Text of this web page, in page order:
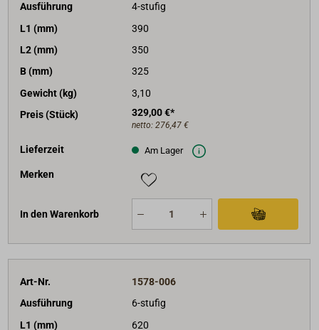
Ausführung
4-stufig
L1 (mm)
390
L2 (mm)
350
B (mm)
325
Gewicht (kg)
3,10
Preis (Stück)
329,00 €*
netto: 276,47 €
Lieferzeit Am Lager
Merken
In den Warenkorb
Art-Nr.
1578-006
Ausführung
6-stufig
L1 (mm)
620